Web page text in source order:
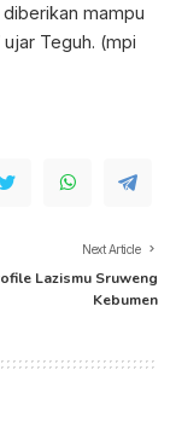
mampu
Teguh. (mpi
Next Article
Lazismu Sruweng
Kebumen